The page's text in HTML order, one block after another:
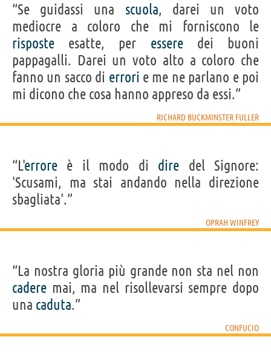
“Se guidassi una scuola, darei un voto
mediocre a coloro che mi forniscono le
risposte esatte, per esseredei buoni
pappagalli. Darei un voto alto a coloro che
fanno un sacco di errori e me ne parlano e poi
mi dicono che cosa hanno appreso da essi.”
RICHARD BUCKMINSTER FULLER
“L'errore è il modo di dire del Signore:
'Scusami, ma stai andando nella direzione
sbagliata'.”
OPRAH WINFREY
“La nostra gloria più grande non sta nel non
cadere mai, ma nel risollevarsi sempre dopo
una caduta.”
CONFUCIO